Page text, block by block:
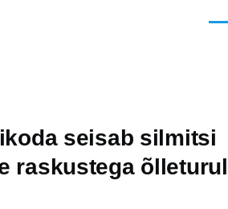
seisab silmitsi
raskustega õlleturul